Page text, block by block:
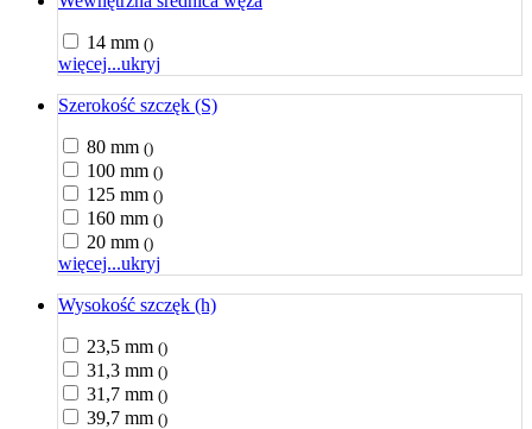
14 mm ()
więcej...ukryj
Szerokość szczęk (S)
80 mm ()
100 mm ()
125 mm ()
160 mm ()
20 mm ()
więcej...ukryj
Wysokość szczęk (h)
23,5 mm ()
31,3 mm ()
31,7 mm ()
39,7 mm ()